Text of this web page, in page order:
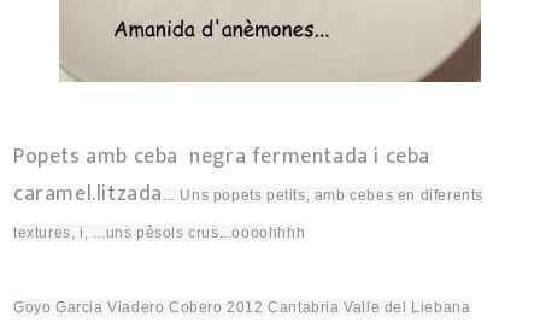
Popets amb ceba negra fermentada i ceba
caramel.litzada ... Uns popets petits, amb cebes en diferents
textures, i, ...uns pèsols crus...oooohhhh
Goyo Garcia Viadero Cobero 2012 Cantabria Valle del Liebana